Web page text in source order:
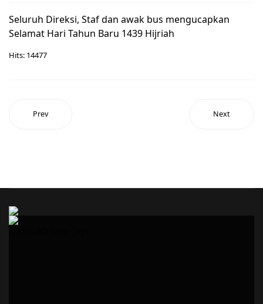
Seluruh Direksi, Staf dan awak bus mengucapkan
Selamat Hari Tahun Baru 1439 Hijriah
Hits: 14477
Prev Next